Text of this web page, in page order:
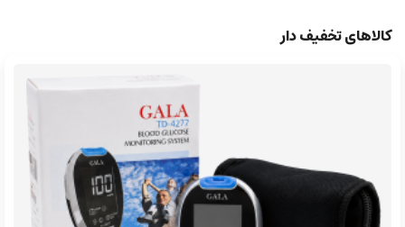
کالاهای تخفیف دار